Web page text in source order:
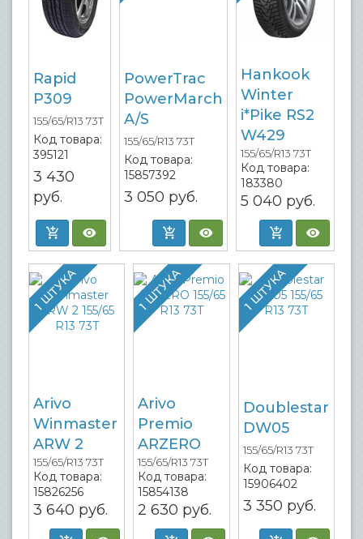
Rapid
P309
155/65/R13 73T
Код товара:
395121
3 430
руб.
PowerTrac
PowerMarch
A/S
155/65/R13 73T
Код товара:
15857392
3 050 руб.
Hankook
Winter
i*Pike RS2
W429
155/65/R13 73T
Код товара:
183380
5 040 руб.
1 ШТУКА
Arivo
Winmaster
ARW 2
155/65/R13 73T
Код товара:
15826256
3 640 руб.
1 ШТУКА
Arivo
Premio
ARZERO
155/65/R13 73T
Код товара:
15854138
2 630 руб.
1 ШТУКА
Doublestar
DW05
155/65/R13 73T
Код товара:
15906402
3 350 руб.